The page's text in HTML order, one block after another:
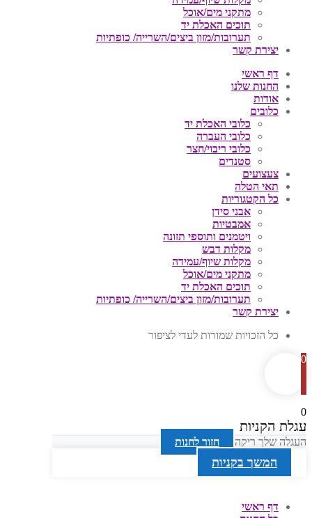
מתקני מים/אוכל
תוכים האכלת יד
תערובות/מזון ביצים/השרייה/ כופתיות
יצירת קשר
דף ראשי
החנות שלנו
אודות
כלובים
כלובי האכלת יד
כלובי העברה
כלובי ריבוי/חצר
סטנדים
צעצועים
תאי הטלה
כל הקטגוריות
אבני סידן
אמבטיות
ויטמנים ותוספי תזונה
מקלות דבש
מקלות שיוף/עמידה
מתקני מים/אוכל
תוכים האכלת יד
תערובות/מזון ביצים/השרייה/ כופתיות
יצירת קשר
כל הזכויות שמורות לעדי לציפור
0
0
עגלת הקניות
העגלה שלך ריקה חזור לחנות
המשך בקניות
דף ראשי